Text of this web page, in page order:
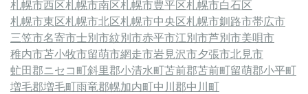
札幌市西区札幌市南区札幌市豊平区札幌市白石区
札幌市東区札幌市北区札幌市中央区札幌市釧路市帯広市
三笠市名寄市士別市紋別市赤平市江別市芦別市美唄市
稚内市苫小牧市留萌市網走市岩見沢市夕張市北見市
虻田郡ニセコ町斜里郡小清水町苫前郡苫前町留萌郡小平町
増毛郡増毛町雨竜郡幌加内町中川郡中川町